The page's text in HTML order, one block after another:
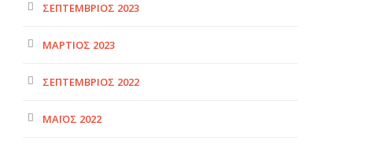
ΣΕΠΤΈΜΒΡΙΟΣ 2023
ΜΆΡΤΙΟΣ 2023
ΣΕΠΤΈΜΒΡΙΟΣ 2022
ΜΆΙΟΣ 2022